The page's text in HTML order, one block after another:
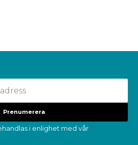
Prenumerera
i enlighet med vår